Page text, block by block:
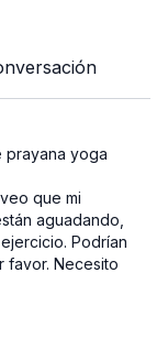
prayana yoga
que mi
aguadando,
Podrían
favor. Necesito